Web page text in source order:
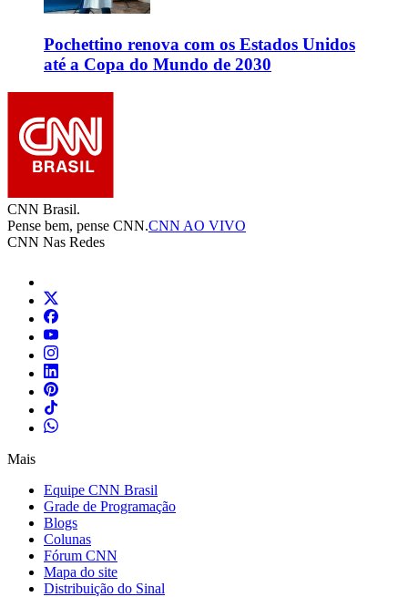
Pochettino renova com os Estados Unidos
até a Copa do Mundo de 2030
CNN Brasil.
Pense bem, pense CNN.CNN AO VIVO
CNN Nas Redes
Mais
Equipe CNN Brasil
Grade de Programação
Blogs
Colunas
Fórum CNN
Mapa do site
Distribuição do Sinal